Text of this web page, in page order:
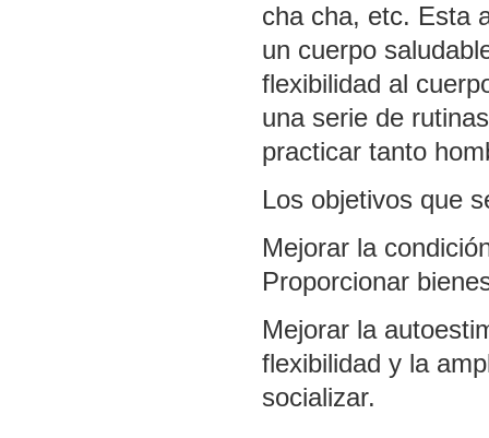
cha cha, etc. Esta
un cuerpo
flexibilidad al
una serie de
practicar tanto
Los objetivos que
Mejorar la
Proporcionar
Mejorar la
flexibilidad y la
socializar.